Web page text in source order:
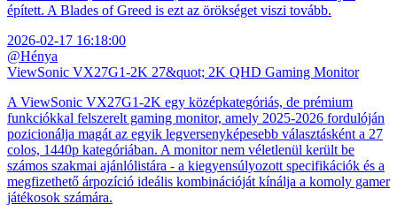
épített. A Blades of Greed is ezt az örökséget viszi tovább.
2026-02-17 16:18:00
@Hénya
ViewSonic VX27G1-2K 27&quot; 2K QHD Gaming Monitor
A ViewSonic VX27G1-2K egy középkategóriás, de prémium
funkciókkal felszerelt gaming monitor, amely 2025-2026 fordulóján
pozicionálja magát az egyik legversenyképesebb választásként a 27
colos, 1440p kategóriában. A monitor nem véletlenül került be
számos szakmai ajánlólistára - a kiegyensúlyozott specifikációk és a
megfizethető árpozíció ideális kombinációját kínálja a komoly gamer
játékosok számára.